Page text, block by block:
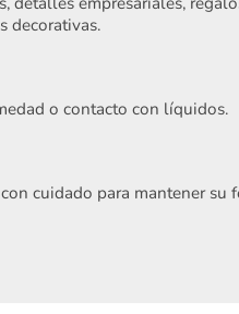
decorativas.
o contacto con líquidos.
cuidado para mantener su